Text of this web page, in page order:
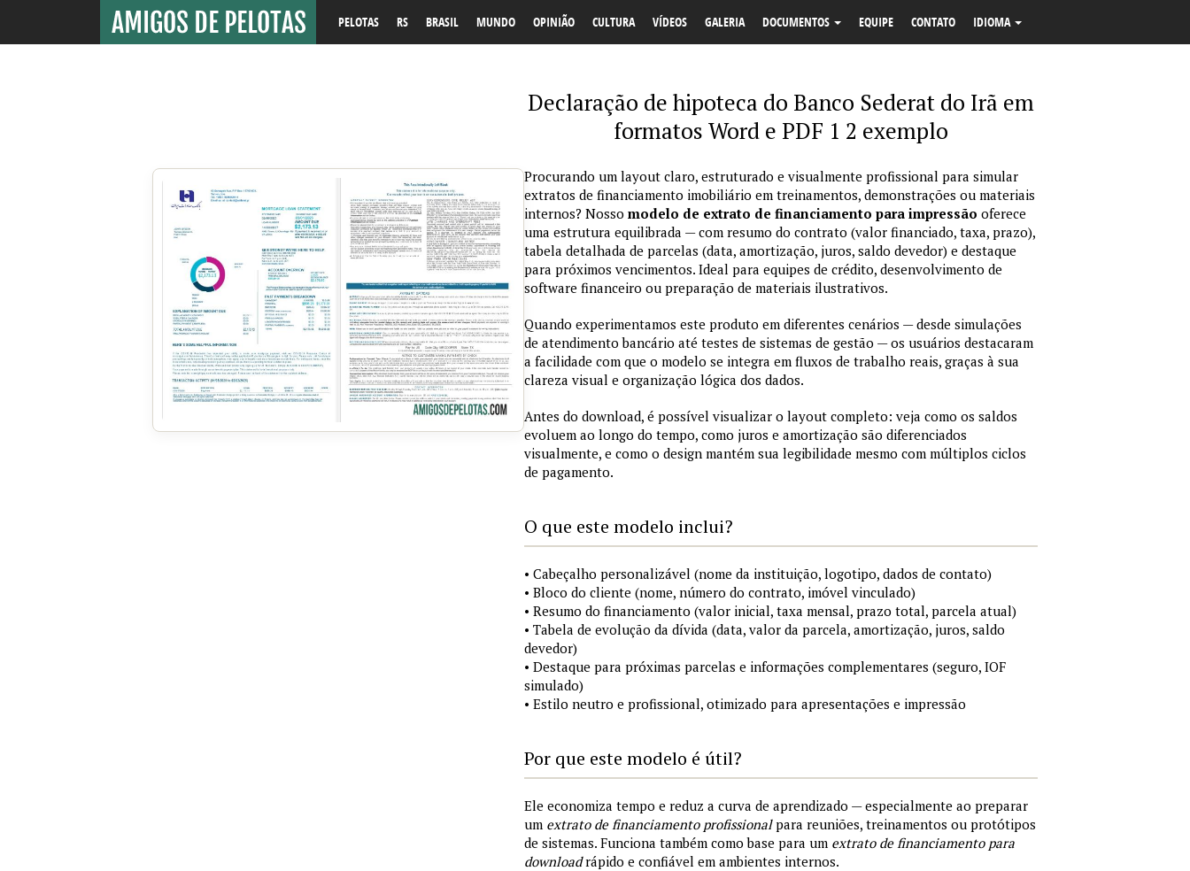
PELOTAS RS BRASIL MUNDO OPINIÃO CULTURA VÍDEOS GALERIA DOCUMENTOS EQUIPE CONTATO IDIOMA
Declaração de hipoteca do Banco Sederat do Irã em
formatos Word e PDF 1 2 exemplo
Procurando um layout claro, estruturado e visualmente profissional para simular
extratos de financiamento imobiliário em treinamentos, demonstrações ou materiais
internos? Nosso modelo de extrato de financiamento para impressão oferece
uma estrutura equilibrada — com resumo do contrato (valor financiado, taxa, prazo),
tabela detalhada de parcelas (data, amortização, juros, saldo devedor) e destaque
para próximos vencimentos. Ideal para equipes de crédito, desenvolvimento de
software financeiro ou preparação de materiais ilustrativos.
Quando experimentamos este produto em diferentes cenários — desde simulações
de atendimento bancário até testes de sistemas de gestão — os usuários destacaram
a facilidade com que o modelo se integra em fluxos de trabalho reais, graças à sua
clareza visual e organização lógica dos dados.
Antes do download, é possível visualizar o layout completo: veja como os saldos
evoluem ao longo do tempo, como juros e amortização são diferenciados
visualmente, e como o design mantém sua legibilidade mesmo com múltiplos ciclos
de pagamento.
O que este modelo inclui?
• Cabeçalho personalizável (nome da instituição, logotipo, dados de contato)
• Bloco do cliente (nome, número do contrato, imóvel vinculado)
• Resumo do financiamento (valor inicial, taxa mensal, prazo total, parcela atual)
• Tabela de evolução da dívida (data, valor da parcela, amortização, juros, saldo
devedor)
• Destaque para próximas parcelas e informações complementares (seguro, IOF
simulado)
• Estilo neutro e profissional, otimizado para apresentações e impressão
Por que este modelo é útil?
Ele economiza tempo e reduz a curva de aprendizado — especialmente ao preparar
um extrato de financiamento profissionalpara reuniões, treinamentos ou protótipos
de sistemas. Funciona também como base para um extrato de financiamento para
downloadrápido e confiável em ambientes internos.